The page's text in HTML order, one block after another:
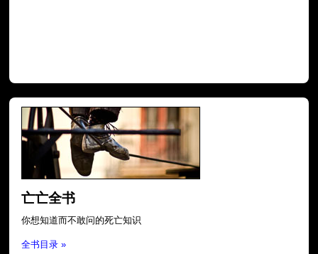
亡亡全书
你想知道而不敢问的死亡知识
全书目录 »